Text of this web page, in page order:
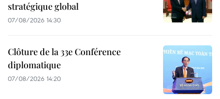
stratégique global
07/08/2026 14:30
Clôture de la 33e Conférence
diplomatique
07/08/2026 14:20